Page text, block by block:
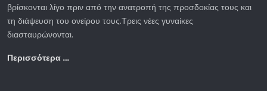
βρίσκονται λίγο πριν από την ανατροπή της προσδοκίας τους και
τη διάψευση του ονείρου τους.Τρεις νέες γυναίκες
διασταυρώνονται.
Περισσότερα …